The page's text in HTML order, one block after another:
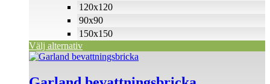
120x120
90x90
150x150
Välj alternativ
Den
produkten